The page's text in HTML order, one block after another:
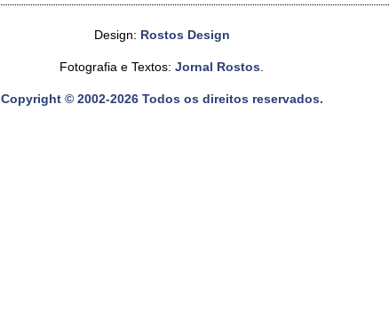
Design: Rostos Design
Fotografia e Textos: Jornal Rostos
Copyright © 2002-2026 Todos os direitos reservados.